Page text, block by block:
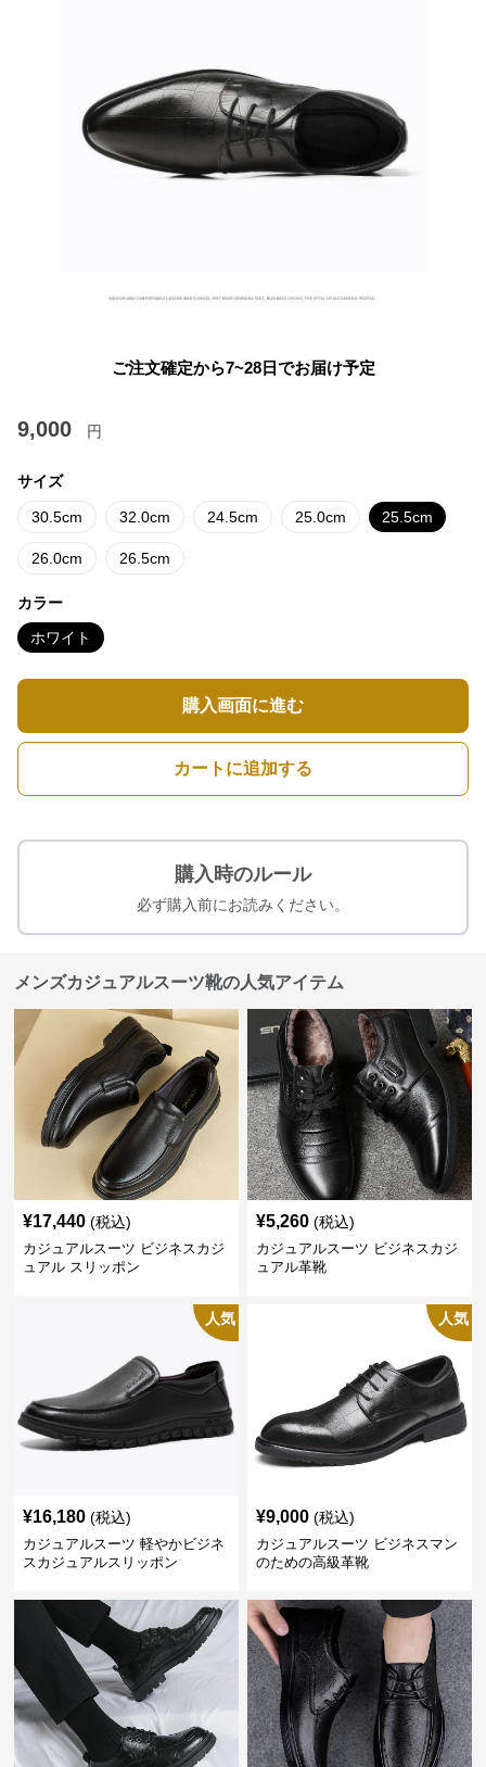
ご注文確定から7~28日でお届け予定
9,000 円
サイズ
30.5cm 32.0cm 24.5cm 25.0cm 25.5cm
26.0cm 26.5cm
カラー
ホワイト
購入画面に進む
カートに追加する
購入時のルール
必ず購入前にお読みください。
メンズカジュアルスーツ靴の人気アイテム
¥17,440 (税込)
カジュアルスーツ ビジネスカジ
ュアル スリッポン
¥5,260 (税込)
カジュアルスーツ ビジネスカジ
ュアル革靴
人気
¥16,180 (税込)
カジュアルスーツ 軽やかビジネ
スカジュアルスリッポン
人気
¥9,000 (税込)
カジュアルスーツ ビジネスマン
のための高級革靴